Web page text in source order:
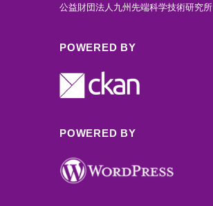
公益財団法人九州先端科学技術研究所
POWERED BY
POWERED BY